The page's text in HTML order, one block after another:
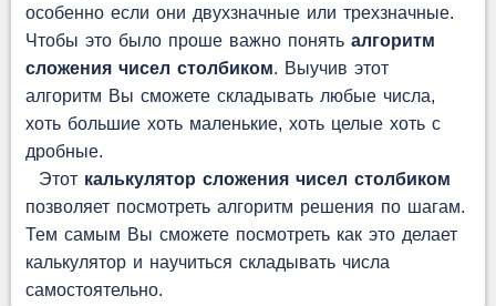
особенно если они двухзначные или трехзначные.
Чтобы это было проше важно понять алгоритм
сложения чисел столбиком. Выучив этот
алгоритм Вы сможете складывать любые числа,
хоть большие хоть маленькие, хоть целые хоть с
дробные.
Этот калькулятор сложения чисел столбиком
позволяет посмотреть алгоритм решения по шагам.
Тем самым Вы сможете посмотреть как это делает
калькулятор и научиться складывать числа
самостоятельно.